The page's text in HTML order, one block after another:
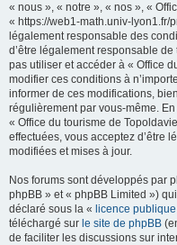
« nous », « notre », « nos », «
« https://web1-math.univ-lyon1.fr/
légalement responsable des
d’être légalement responsable
pas utiliser et accéder à « Office
modifier ces conditions à
informer de ces modifications,
régulièrement par vous-même.
« Office du tourisme de
effectuées, vous acceptez d’être
modifiées et mises à jour.
Nos forums sont développés par
phpBB » et « phpBB Limited »)
déclaré sous la « licence
téléchargé sur le site de phpBB
de faciliter les discussions sur